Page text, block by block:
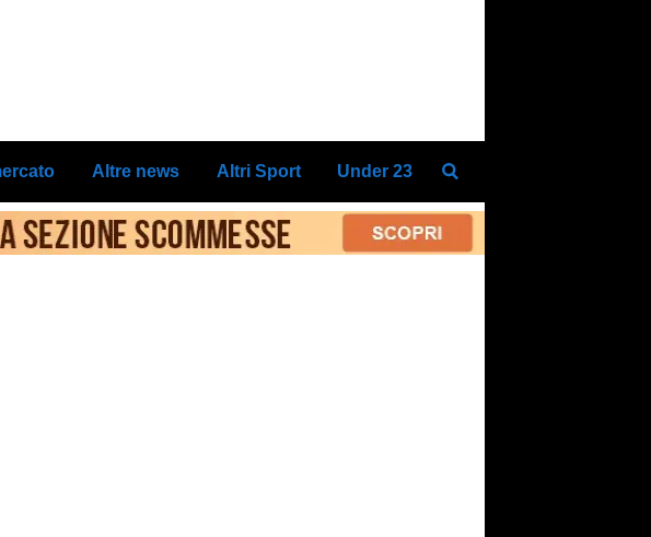
Altre news Altri Sport Under 23